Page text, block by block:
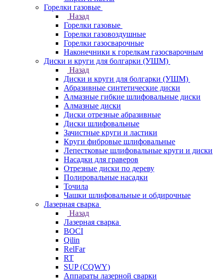
Горелки газовые
Назад
Горелки газовые
Горелки газовоздушные
Горелки газосварочные
Наконечники к горелкам газосварочным
Диски и круги для болгарки (УШМ)
Назад
Диски и круги для болгарки (УШМ)
Абразивные синтетические диски
Алмазные гибкие шлифовальные диски
Алмазные диски
Диски отрезные абразивные
Диски шлифовальные
Зачистные круги и ластики
Круги фибровые шлифовальные
Лепестковые шлифовальные круги и диски
Насадки для граверов
Отрезные диски по дереву
Полировальные насадки
Точила
Чашки шлифовальные и обдирочные
Лазерная сварка
Назад
Лазерная сварка
BOCI
Qilin
RelFar
RT
SUP (CQWY)
Аппараты лазерной сварки